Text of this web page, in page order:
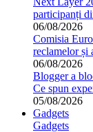
participanți
06/08/2026
Comisia
reclamelor și
06/08/2026
Blogger a
Ce spun
05/08/2026
Gadgets
Gadgets